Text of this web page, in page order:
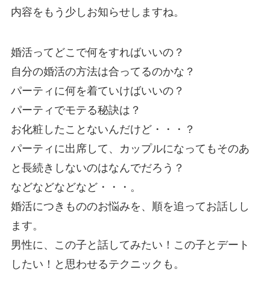
内容をもう少しお知らせしますね。
婚活ってどこで何をすればいいの？
自分の婚活の方法は合ってるのかな？
パーティに何を着ていけばいいの？
パーティでモテる秘訣は？
お化粧したことないんだけど・・・？
パーティに出席して、カップルになってもそのあ
と長続きしないのはなんでだろう？
などなどなどなど・・・。
婚活につきもののお悩みを、順を追ってお話しし
ます。
男性に、この子と話してみたい！この子とデート
したい！と思わせるテクニックも。